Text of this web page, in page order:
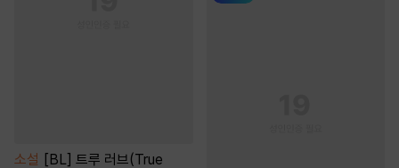
소설 [BL] 트루 러브(True